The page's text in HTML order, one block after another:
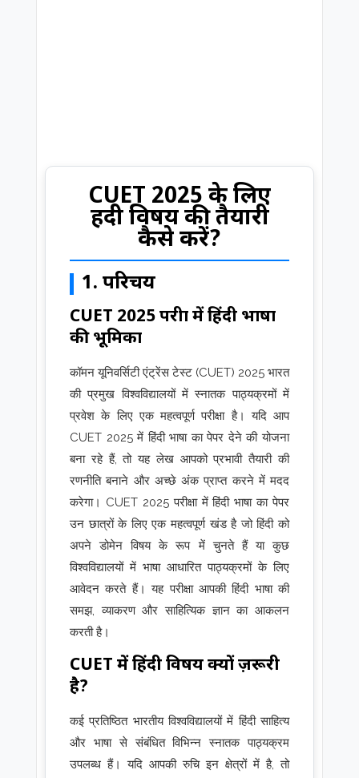
CUET 2025 के लिए
हिंदी विषय की तैयारी
कैसे करें?
1. परिचय
CUET 2025 परीक्षा में हिंदी भाषा
की भूमिका
कॉमन यूनिवर्सिटी एंट्रेंस टेस्ट (CUET) 2025 भारत
की प्रमुख विश्वविद्यालयों में स्नातक पाठ्यक्रमों में
प्रवेश के लिए एक महत्वपूर्ण परीक्षा है। यदि आप
CUET 2025 में हिंदी भाषा का पेपर देने की योजना
बना रहे हैं, तो यह लेख आपको प्रभावी तैयारी की
रणनीति बनाने और अच्छे अंक प्राप्त करने में मदद
करेगा। CUET 2025 परीक्षा में हिंदी भाषा का पेपर
उन छात्रों के लिए एक महत्वपूर्ण खंड है जो हिंदी को
अपने डोमेन विषय के रूप में चुनते हैं या कुछ
विश्वविद्यालयों में भाषा आधारित पाठ्यक्रमों के लिए
आवेदन करते हैं। यह परीक्षा आपकी हिंदी भाषा की
समझ, व्याकरण और साहित्यिक ज्ञान का आकलन
करती है।
CUET में हिंदी विषय क्यों ज़रूरी
है?
कई प्रतिष्ठित भारतीय विश्वविद्यालयों में हिंदी साहित्य
और भाषा से संबंधित विभिन्न स्नातक पाठ्यक्रम
उपलब्ध हैं। यदि आपकी रुचि इन क्षेत्रों में है, तो